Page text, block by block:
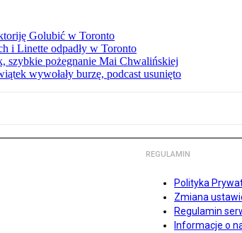
Golubić w Toronto
i Linette odpadły w Toronto
szybkie pożegnanie Mai Chwalińskiej
wywołały burzę, podcast usunięto
REGULAMIN
Polityka
Zmiana
Regulamin
Informacje o